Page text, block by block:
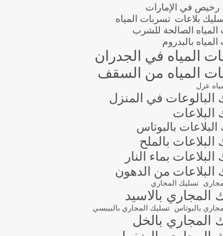
رخيص في الإمارات
بلاعات تسربات المياه
الصالحة للشرب
بالبدروم
المياه في الجدران
المياه من السقف
عزل
البالوعات في المنزل
البلاعات
بالبوتاس
بالملح
بماء النار
البلاعات من الدهون
تسليك المجاري
المجاري بالاسيد
بالبوتاس تسليك المجاري بالبيبسي
المجاري بالخل